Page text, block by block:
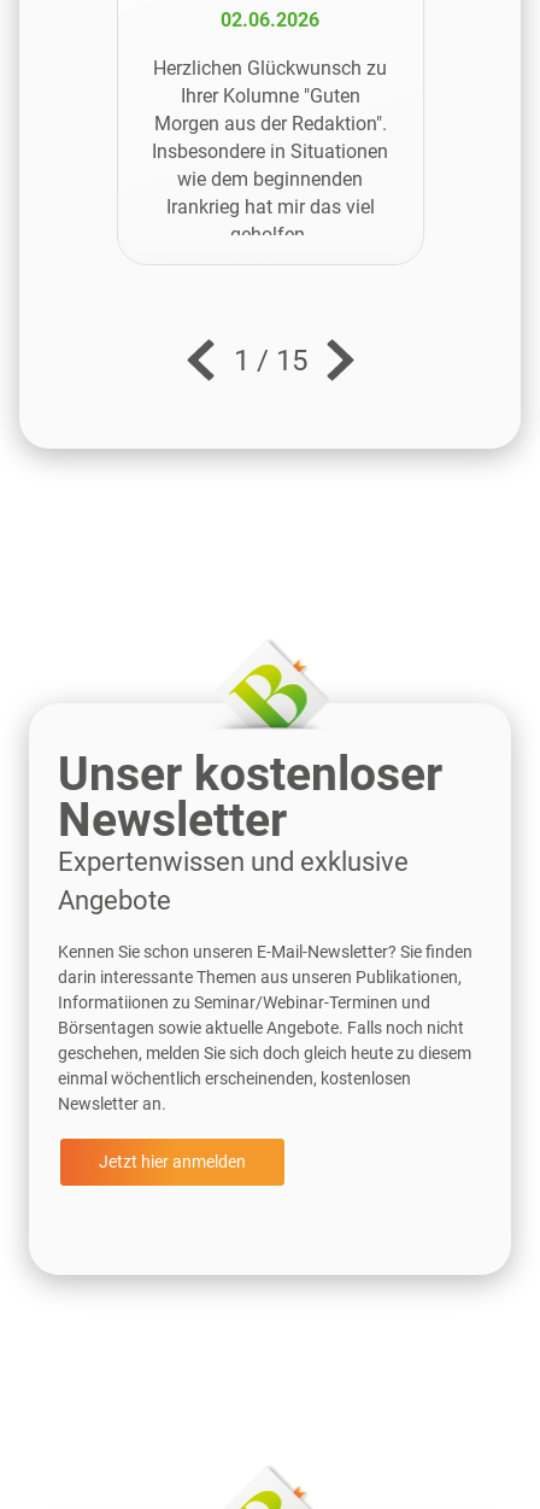
02.06.2026
Herzlichen Glückwunsch zu
Ihrer Kolumne "Guten
Morgen aus der Redaktion".
Insbesondere in Situationen
wie dem beginnenden
Irankrieg hat mir das viel
geholfen.
1 / 15
Unser kostenloser
Newsletter
Expertenwissen und exklusive
Angebote
Kennen Sie schon unseren E-Mail-Newsletter? Sie finden
darin interessante Themen aus unseren Publikationen,
Informatiionen zu Seminar/Webinar-Terminen und
Börsentagen sowie aktuelle Angebote. Falls noch nicht
geschehen, melden Sie sich doch gleich heute zu diesem
einmal wöchentlich erscheinenden, kostenlosen
Newsletter an.
Jetzt hier anmelden